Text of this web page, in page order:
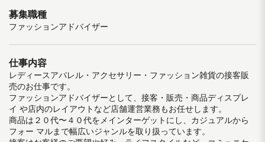
募集職種
ファッションアドバイザー
仕事内容
レディースアパレル・アクセサリー・ファッション雑貨の接客販
売のお仕事です。
ファッションアドバイザーとして、接客・販売・商品ディスプレ
イ や店内のレイアウトなど店舗運営業務もお任せします。
商品は２０代〜４０代をメインターゲットにし、カジュアルから
フォー マルまで幅広いジャンルを取り扱っています。